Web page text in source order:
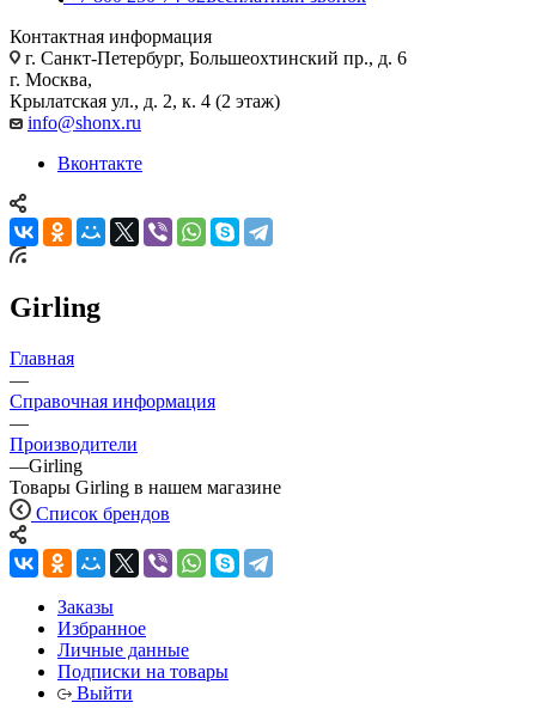
Контактная информация
г. Санкт-Петербург, Большеохтинский пр., д. 6
г. Москва,
Крылатская ул., д. 2, к. 4 (2 этаж)
info@shonx.ru
Вконтакте
Girling
Главная
—
Справочная информация
—
Производители
—Girling
Товары Girling в нашем магазине
Список брендов
Заказы
Избранное
Личные данные
Подписки на товары
Выйти